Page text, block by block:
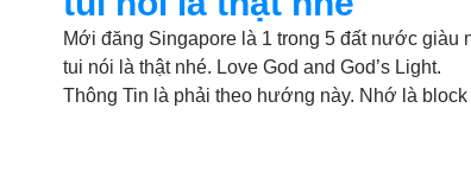
Phim Tâm Linh Hoạt động hằng ngày của Tammie
Mới đăng Singapore là 1 trong 5 đất nước
tui nói là thật nhé. Love God and God’s Light.
Thông Tin là phải theo hướng này. Nhớ là